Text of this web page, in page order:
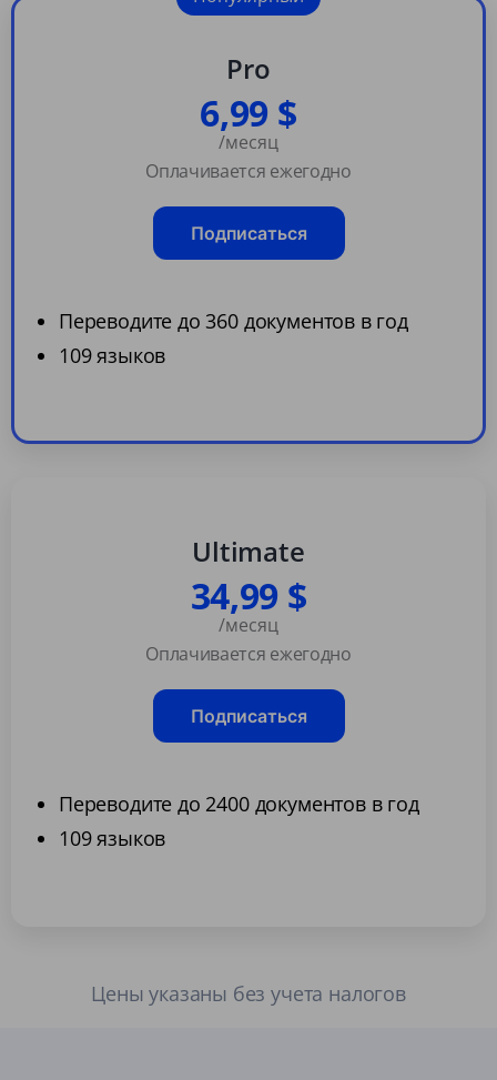
Pro
6,99 $
/месяц
Оплачивается ежегодно
Подписаться
Переводите до 360 документов в год
109 языков
Ultimate
34,99 $
/месяц
Оплачивается ежегодно
Подписаться
Переводите до 2400 документов в год
109 языков
Цены указаны без учета налогов